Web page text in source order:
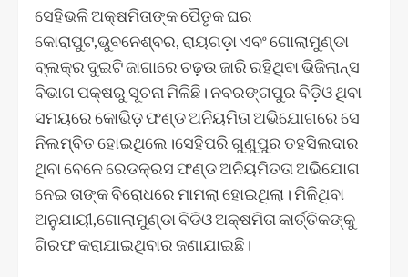
ସେହିଭଳି ଅକ୍ଷମିତାଙ୍କ ପୈତୃକ ଘର
କୋରାପୁଟ,ଭୁବନେଶ୍ବର, ରାୟଗଡ଼ା ଏବଂ ଗୋଲାମୁଣ୍ଡା
ବ୍ଲକ୍‌ର ଦୁଇଟି ଜାଗାରେ ଚଢ଼ଉ ଜାରି ରହିଥିବା ଭିଜିଲାନ୍ସ
ବିଭାଗ ପକ୍ଷରୁ ସୂଚନା ମିଳିଛି। ନବରଙ୍ଗପୁର ବିଡ଼ିଓ ଥିବା
ସମୟରେ କୋଭିଡ଼ ଫଣ୍ଡ ଅନିୟମିତା ଅଭିଯୋଗରେ ସେ
ନିଲମ୍ବିତ ହୋଇଥିଲେ।ସେହିପରି ଗୁଣୁପୁର ତହସିଲଦାର
ଥିବା ବେଳେ ରେଡକ୍ରସ ଫଣ୍ଡ ଅନିୟମିତତା ଅଭିଯୋଗ
ନେଇ ତାଙ୍କ ବିରୋଧରେ ମାମଲା ହୋଇଥିଲା। ମିଳିଥିବା
ଅନୁଯାୟୀ,ଗୋଲାମୁଣ୍ଡା ବିଡିଓ ଅକ୍ଷମିତା କାର୍ତ୍ତିକଙ୍କୁ
ଗିରଫ କରାଯାଇଥିବାର ଜଣାଯାଇଛି।